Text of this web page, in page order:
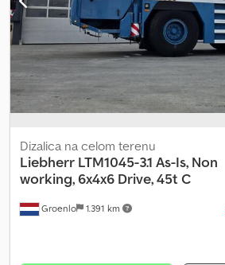
Groenlo 1.391 km
Dizalica na celom terenu
Liebherr LTM1045-3.1 As-Is, Non
working, 6x4x6 Drive, 45t C